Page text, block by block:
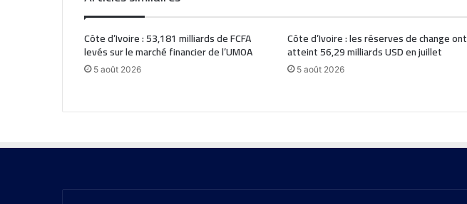
Côte d’Ivoire : 53,181 milliards de FCFA
levés sur le marché financier de l’UMOA
5 août 2026
Côte d’Ivoire : les réserves de change ont
atteint 56,29 milliards USD en juillet
5 août 2026